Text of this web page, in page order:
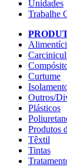
Unidades
Trabalhe
Curtume
Outros/
Plásticos
Produtos
Têxtil
Tintas